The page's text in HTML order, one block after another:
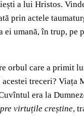
a lui Hristos.
prin actele
umană, în trup,
orbul care a primit
treceri?
era la
virtuțile creștine,